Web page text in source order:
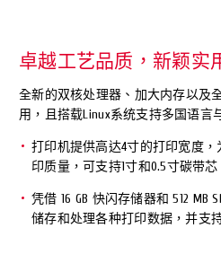
卓越工艺品质，新颖实
全新的双核处理器、加大内存以及
用，且搭载Linux系统支持多国语言
打印机提供高达4寸的打印宽度
印质量，可支持1寸和0.5寸碳带芯
凭借 16 GB 快闪存储器和 512 MB
储存和处理各种打印数据，并支